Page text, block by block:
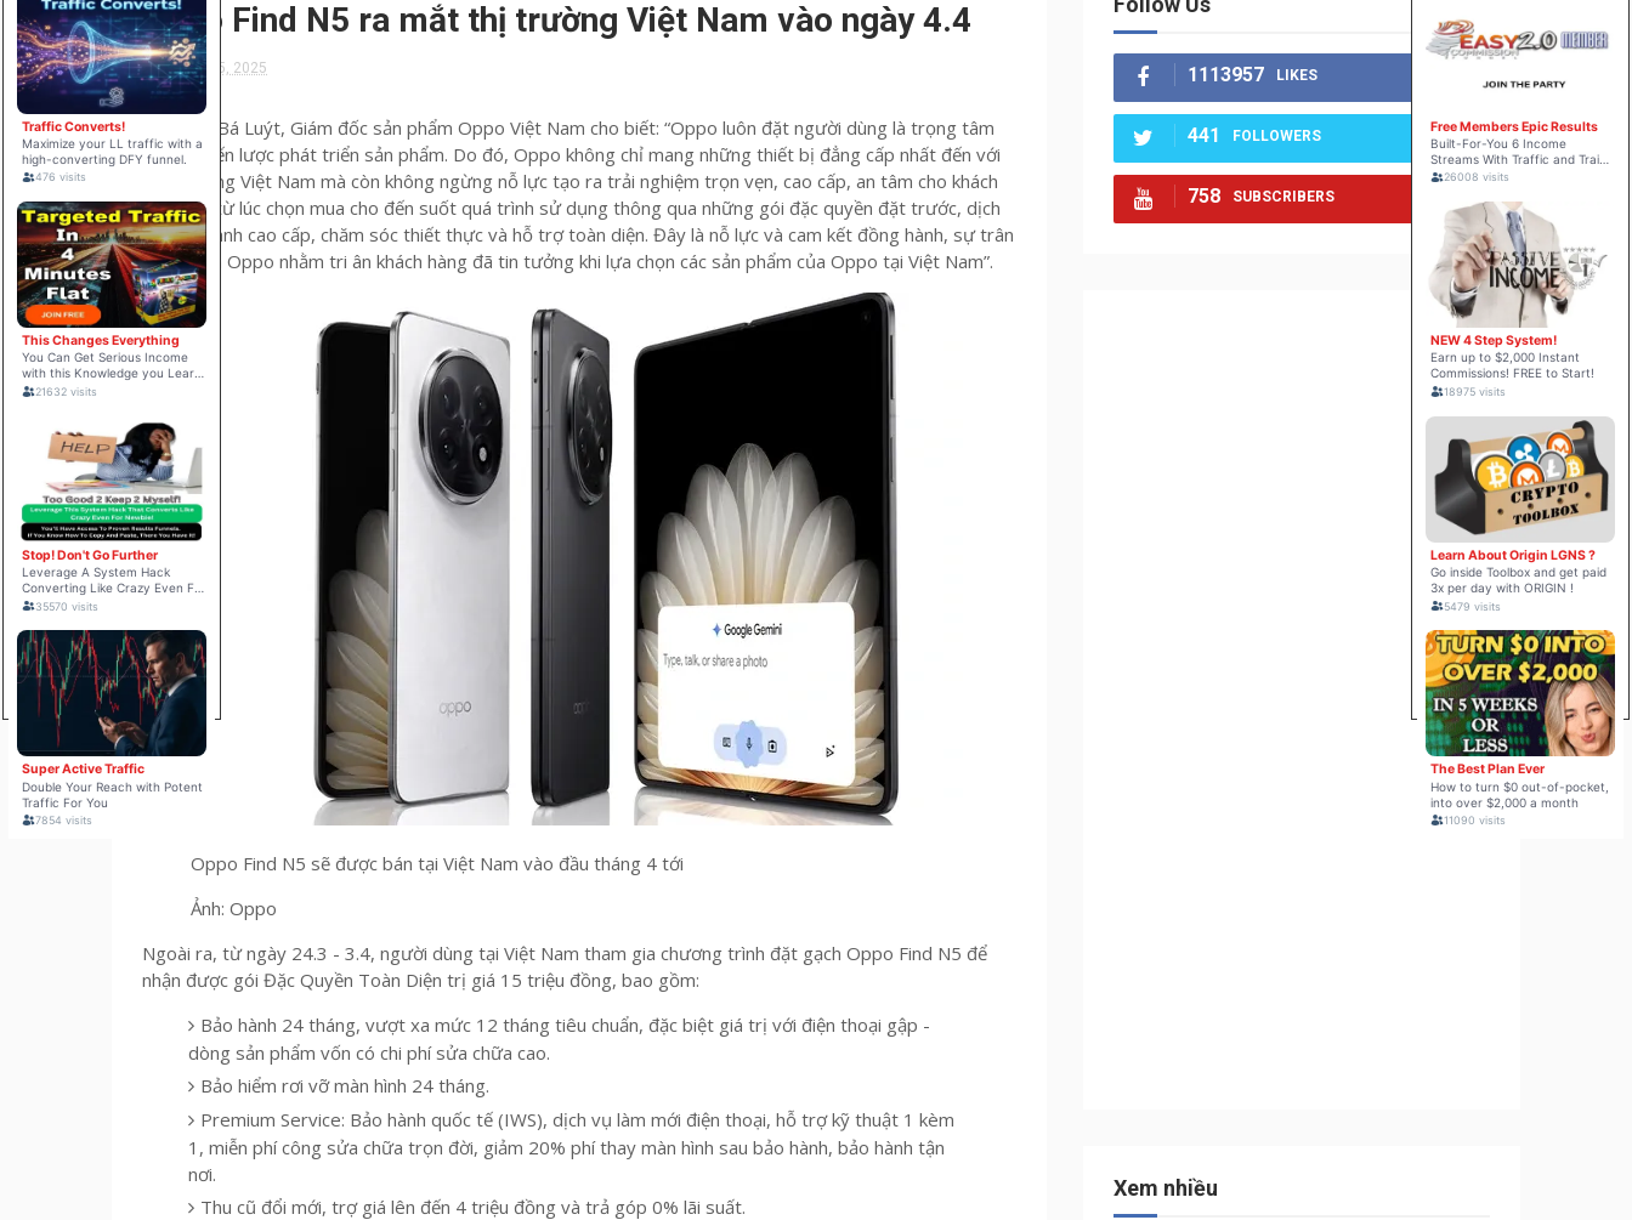
Oppo Find N5 ra mắt thị trường Việt Nam vào ngày 4.4
MARCH 25, 2025
Ông Văn Bá Luýt, Giám đốc sản phẩm Oppo Việt Nam cho biết: “Oppo luôn đặt người dùng là trọng tâm
trong chiến lược phát triển sản phẩm. Do đó, Oppo không chỉ mang những thiết bị đẳng cấp nhất đến với
người dùng Việt Nam mà còn không ngừng nỗ lực tạo ra trải nghiệm trọn vẹn, cao cấp, an tâm cho khách
hàng, kể từ lúc chọn mua cho đến suốt quá trình sử dụng thông qua những gói đặc quyền đặt trước, dịch
vụ bảo hành cao cấp, chăm sóc thiết thực và hỗ trợ toàn diện. Đây là nỗ lực và cam kết đồng hành, sự trân
trọng của Oppo nhằm tri ân khách hàng đã tin tưởng khi lựa chọn các sản phẩm của Oppo tại Việt Nam”.
Oppo Find N5 sẽ được bán tại Việt Nam vào đầu tháng 4 tới
Ảnh: Oppo
Ngoài ra, từ ngày 24.3 - 3.4, người dùng tại Việt Nam tham gia chương trình đặt gạch Oppo Find N5 để
nhận được gói Đặc Quyền Toàn Diện trị giá 15 triệu đồng, bao gồm:
Bảo hành 24 tháng, vượt xa mức 12 tháng tiêu chuẩn, đặc biệt giá trị với điện thoại gập -
dòng sản phẩm vốn có chi phí sửa chữa cao.
Bảo hiểm rơi vỡ màn hình 24 tháng.
Premium Service: Bảo hành quốc tế (IWS), dịch vụ làm mới điện thoại, hỗ trợ kỹ thuật 1 kèm
1, miễn phí công sửa chữa trọn đời, giảm 20% phí thay màn hình sau bảo hành, bảo hành tận
nơi.
Thu cũ đổi mới, trợ giá lên đến 4 triệu đồng và trả góp 0% lãi suất.
1113957 LIKES
441 FOLLOWERS
758 SUBSCRIBERS
Xem nhiều